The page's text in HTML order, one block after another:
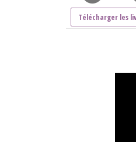
Télécharger les